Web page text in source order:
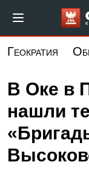
основному
Геократия
В Оке в
нашли